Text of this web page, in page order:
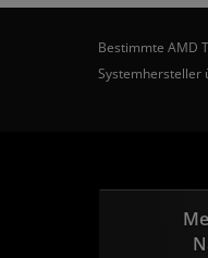
Bestimmte AMD
Systemhersteller